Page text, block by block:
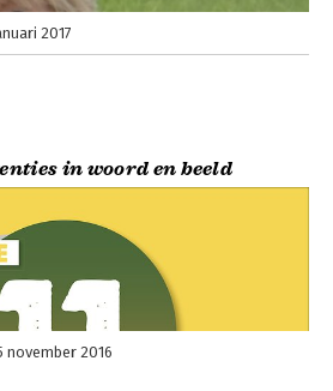
2017
in woord en beeld
november 2016